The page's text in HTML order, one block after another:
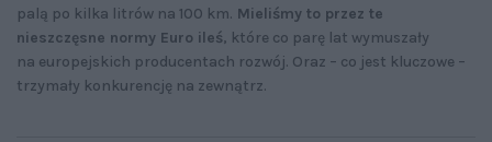
palą po kilka litrów na 100 km. Mieliśmy to przez te
nieszczęsne normy Euro ileś, które co parę lat wymuszały
na europejskich producentach rozwój. Oraz – co jest kluczowe –
trzymały konkurencję na zewnątrz.